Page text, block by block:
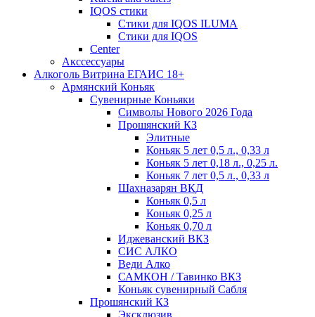
IQOS стики
Стики для IQOS ILUMA
Стики для IQOS
Сenter
Акссессуары
Алкоголь Витрина ЕГАИС 18+
Армянский Коньяк
Сувенирные Коньяки
Символы Нового 2026 Года
Прошянский КЗ
Элитные
Коньяк 5 лет 0,5 л., 0,33 л
Коньяк 5 лет 0,18 л., 0,25 л.
Коньяк 7 лет 0,5 л., 0,33 л
Шахназарян ВКД
Коньяк 0,5 л
Коньяк 0,25 л
Коньяк 0,70 л
Иджеванский ВКЗ
СИС АЛКО
Веди Алко
САМКОН / Тавинко ВКЗ
Коньяк сувенирный Сабля
Прошянский КЗ
Эксклюзив